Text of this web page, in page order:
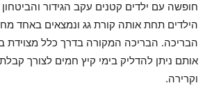
חופשה עם ילדים קטנים עקב הגידור
הילדים תחת אותה קורת גג ונמצאים באחד
הבריכה. הבריכה המקורה בדרך כלל מצוידת
אותם ניתן להדליק בימי קיץ חמים לצורך
וקרירה.